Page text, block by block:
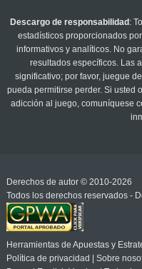
Descargo de responsabilidad :
estadísticos proporcionados por
informativos y analíticos. No
resultados específicos. Las
significativo; por favor, juegue
pueda permitirse perder. Si usted
adicción al juego, comuníquese
Derechos de autor © 2010-2026
Todos los derechos reservados -
Herramientas de Apuestas y
Política de privacidad
Sobre